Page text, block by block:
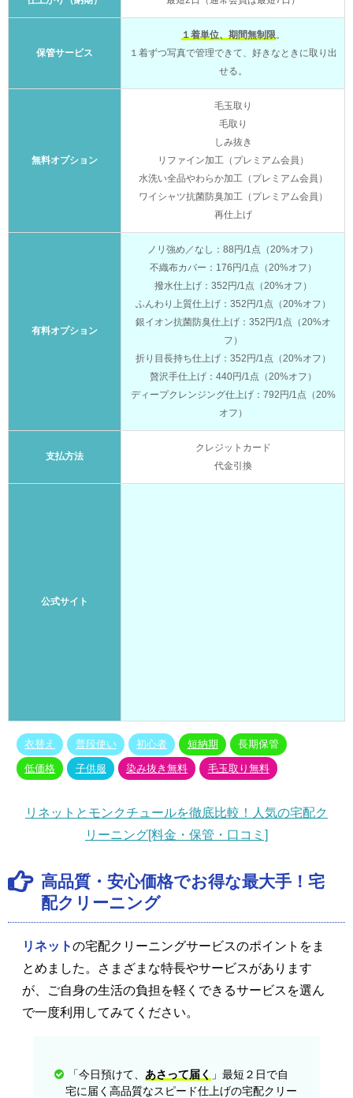
保管サービス
１着単位、期間無制限。
１着ずつ写真で管理できて、好きなときに取り出
せる。
無料オプション
毛玉取り
毛取り
しみ抜き
リファイン加工（プレミアム会員）
水洗い全品やわらか加工（プレミアム会員）
ワイシャツ抗菌防臭加工（プレミアム会員）
再仕上げ
有料オプション
ノリ強め／なし：88円/1点（20%オフ）
不織布カバー：176円/1点（20%オフ）
撥水仕上げ：352円/1点（20%オフ）
ふんわり上質仕上げ：352円/1点（20%オフ）
銀イオン抗菌防臭仕上げ：352円/1点（20%オ
フ）
折り目長持ち仕上げ：352円/1点（20%オフ）
贅沢手仕上げ：440円/1点（20%オフ）
ディープクレンジング仕上げ：792円/1点（20%
オフ）
支払方法
クレジットカード
代金引換
公式サイト
衣替え 普段使い 初心者 短納期 長期保管
低価格 子供服 染み抜き無料 毛玉取り無料
リネットとモンクチュールを徹底比較！人気の宅配ク
リーニング[料金・保管・口コミ]
高品質・安心価格でお得な最大手！宅
配クリーニング
リネットの宅配クリーニングサービスのポイントをま
とめました。さまざまな特長やサービスがあります
が、ご自身の生活の負担を軽くできるサービスを選ん
で一度利用してみてください。
「今日預けて、 あさって届く 」最短２日で自
宅に届く高品質なスピード仕上げの宅配クリー